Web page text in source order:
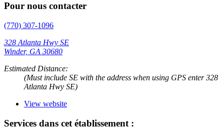
Pour nous contacter
(770) 307-1096
328 Atlanta Hwy SE
Winder, GA 30680
Estimated Distance:
(Must include SE with the address when using GPS enter 328
Atlanta Hwy SE)
View website
Services dans cet établissement :